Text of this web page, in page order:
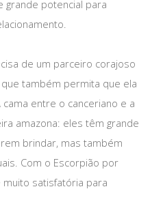
grande potencial para
de um parceiro corajoso
também permita que ela
entre o canceriano e a
amazona: eles têm grande
brindar, mas também
Com o Escorpião por
satisfatória para